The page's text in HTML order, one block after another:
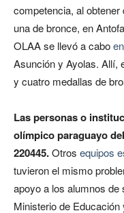
competencia, al
una de bronce, en
OLAA se llevó a cabo
Asunción y Ayolas. Allí,
y cuatro medallas de
Las personas o
olímpico paraguayo
220445.Otros equipos
tuvieron el mismo
apoyo a los alumnos de
Ministerio de